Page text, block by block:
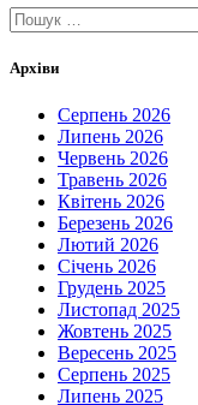
Пошук:
Архіви
Серпень 2026
Липень 2026
Червень 2026
Травень 2026
Квітень 2026
Березень 2026
Лютий 2026
Січень 2026
Грудень 2025
Листопад 2025
Жовтень 2025
Вересень 2025
Серпень 2025
Липень 2025